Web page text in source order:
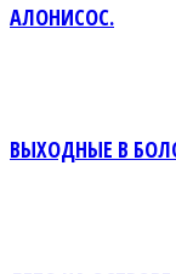
АЛОНИСОС.
ВЫХОДНЫЕ В